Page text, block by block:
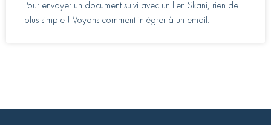
Pour envoyer un document suivi avec un lien Skani, rien de
plus simple ! Voyons comment intégrer à un email.